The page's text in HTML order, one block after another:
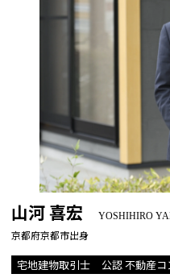
山河 喜宏 YOSHIHIRO
京都府京都市出身
宅地建物取引士 公認 不動産